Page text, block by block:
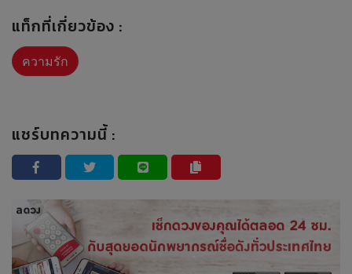
แท็กที่เกี่ยวข้อง :
ความรัก
แชร์บทความนี้ :